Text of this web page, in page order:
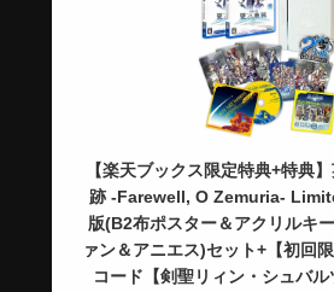
【楽天ブックス限定特典+特典
跡 -Farewell, O Zemuria-
版(B2布ポスター＆アクリルキ
ァン＆アニエス)セット+【初回
コード【剣聖リィン・シュバ